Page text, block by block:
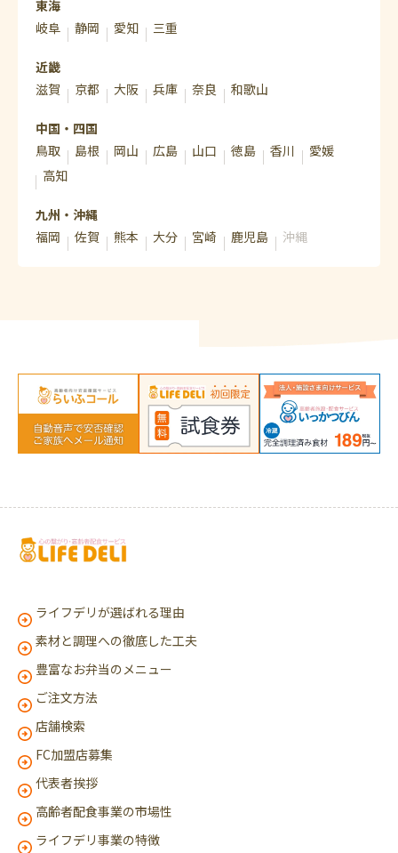
東海
岐阜
静岡 愛知 三重
近畿
滋賀
京都 大阪 兵庫 奈良 和歌山
中国・四国
鳥取
島根 岡山 広島 山口 徳島 香川
愛媛
高知
九州・沖縄
福岡
佐賀 熊本 大分 宮崎 鹿児島 沖縄
ライフデリが選ばれる理由
素材と調理への徹底した工夫
豊富なお弁当のメニュー
ご注文方法
店舗検索
FC加盟店募集
代表者挨拶
高齢者配食事業の市場性
ライフデリ事業の特徴